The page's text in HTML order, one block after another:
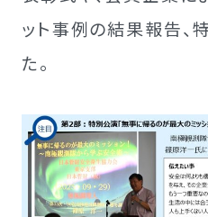
ット事例の結果報告、
た。